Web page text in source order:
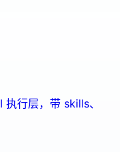
行层，带 skills、